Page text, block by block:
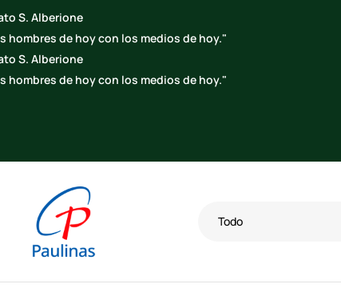
S. Alberione
de hoy con los medios de hoy."
S. Alberione
de hoy con los medios de hoy."
Todo